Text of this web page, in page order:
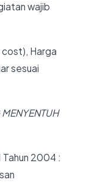
wajib
cost), Harga
sesuai
Tahun 2004 :